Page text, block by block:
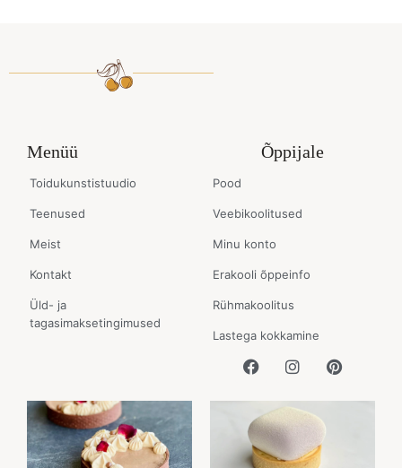
Menüü
Toidukunstistuudio
Teenused
Meist
Kontakt
Üld- ja
tagasimaksetingimused
Õppijale
Pood
Veebikoolitused
Minu konto
Erakooli õppeinfo
Rühmakoolitus
Lastega kokkamine